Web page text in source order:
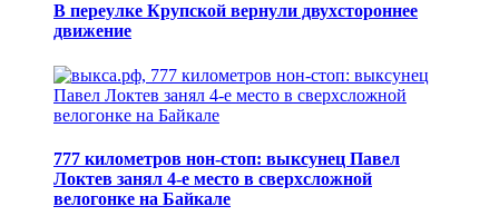
В переулке Крупской вернули двухстороннее
движение
777 километров нон-стоп: выксунец Павел
Локтев занял 4-е место в сверхсложной
велогонке на Байкале